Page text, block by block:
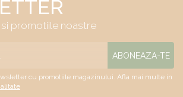
promotiile noastre
cu promotiile magazinului. Afla mai multe in